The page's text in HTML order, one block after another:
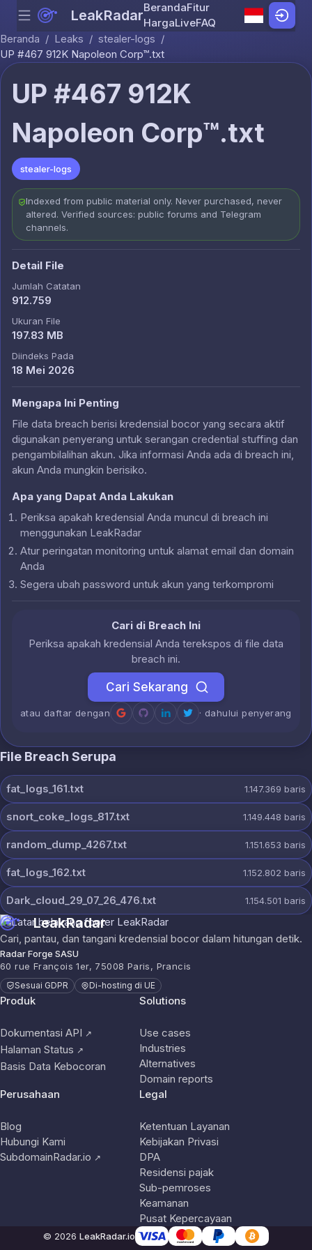
Skip to content
Menu LeakRadarBerandaFitur
HargaLiveFAQ
Beranda / Leaks / stealer-logs /
UP #467 912K Napoleon Corp™.txt
UP #467 912K
Napoleon Corp™.txt
stealer-logs
Indexed from public material only. Never purchased, never
altered. Verified sources: public forums and Telegram
channels.
Detail File
Jumlah Catatan
912.759
Ukuran File
197.83 MB
Diindeks Pada
18 Mei 2026
Mengapa Ini Penting
File data breach berisi kredensial bocor yang secara aktif
digunakan penyerang untuk serangan credential stuffing dan
pengambilalihan akun. Jika informasi Anda ada di breach ini,
akun Anda mungkin berisiko.
Apa yang Dapat Anda Lakukan
Periksa apakah kredensial Anda muncul di breach ini
menggunakan LeakRadar
Atur peringatan monitoring untuk alamat email dan domain
Anda
Segera ubah password untuk akun yang terkompromi
Cari di Breach Ini
Periksa apakah kredensial Anda terekspos di file data
breach ini.
Cari Sekarang
atau daftar dengan · dahului penyerang
File Breach Serupa
fat_logs_161.txt 1.147.369 baris
snort_coke_logs_817.txt 1.149.448 baris
random_dump_4267.txt 1.151.653 baris
fat_logs_162.txt 1.152.802 baris
Dark_cloud_29_07_26_476.txt 1.154.501 baris
LeakRadar
Cari, pantau, dan tangani kredensial bocor dalam hitungan detik.
Radar Forge SASU
60 rue François 1er, 75008 Paris, Prancis
Sesuai GDPR Di-hosting di UE
Produk
Dokumentasi API ↗
Halaman Status ↗
Basis Data Kebocoran
Solutions
Use cases
Industries
Alternatives
Domain reports
Perusahaan
Blog
Hubungi Kami
SubdomainRadar.io ↗
Legal
Ketentuan Layanan
Kebijakan Privasi
DPA
Residensi pajak
Sub-pemroses
Keamanan
Pusat Kepercayaan
© 2026 LeakRadar.io